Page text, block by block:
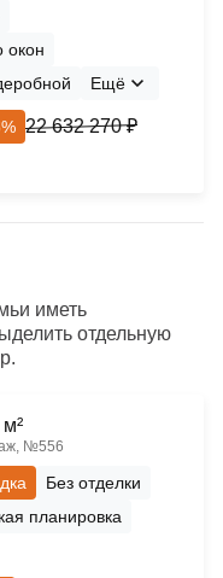
окон
Ещё
22 632 270 ₽
иметь
отдельную
№556
Без отделки
планировка